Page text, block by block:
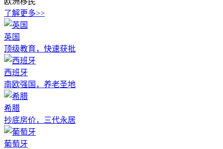
了解更多>>
英国
顶级教育，快速获批
西班牙
南欧强国，养老圣地
希腊
抄底房价，三代永居
葡萄牙